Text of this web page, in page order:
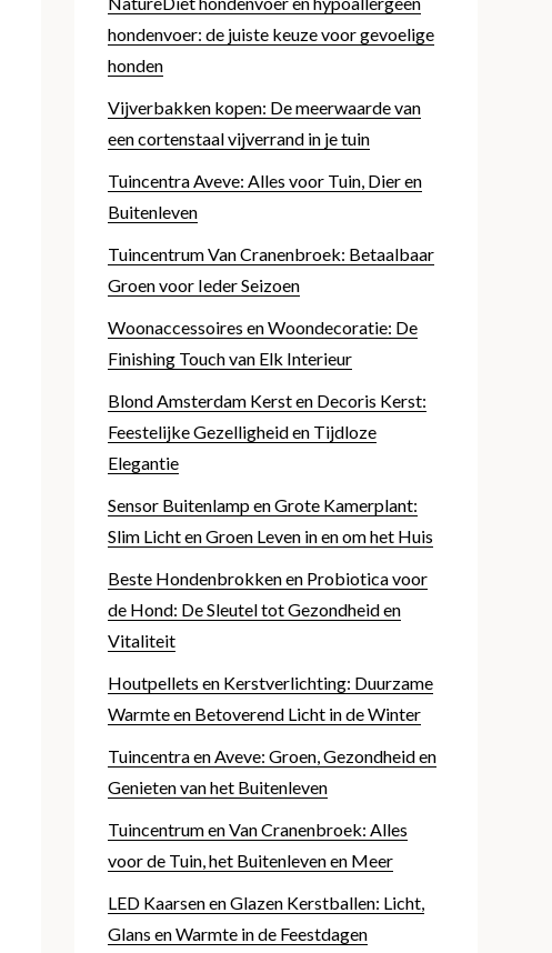
hondenvoer: de juiste keuze voor gevoelige
honden
Vijverbakken kopen: De meerwaarde van
een cortenstaal vijverrand in je tuin
Tuincentra Aveve: Alles voor Tuin, Dier en
Buitenleven
Tuincentrum Van Cranenbroek: Betaalbaar
Groen voor Ieder Seizoen
Woonaccessoires en Woondecoratie: De
Finishing Touch van Elk Interieur
Blond Amsterdam Kerst en Decoris Kerst:
Feestelijke Gezelligheid en Tijdloze
Elegantie
Sensor Buitenlamp en Grote Kamerplant:
Slim Licht en Groen Leven in en om het Huis
Beste Hondenbrokken en Probiotica voor
de Hond: De Sleutel tot Gezondheid en
Vitaliteit
Houtpellets en Kerstverlichting: Duurzame
Warmte en Betoverend Licht in de Winter
Tuincentra en Aveve: Groen, Gezondheid en
Genieten van het Buitenleven
Tuincentrum en Van Cranenbroek: Alles
voor de Tuin, het Buitenleven en Meer
LED Kaarsen en Glazen Kerstballen: Licht,
Glans en Warmte in de Feestdagen